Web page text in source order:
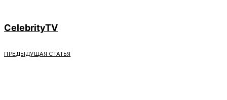
CelebrityTV
ПРЕДЫДУЩАЯ СТАТЬЯ